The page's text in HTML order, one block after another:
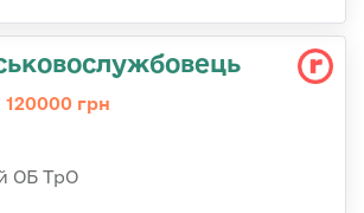
120000 грн
ОБ ТрО